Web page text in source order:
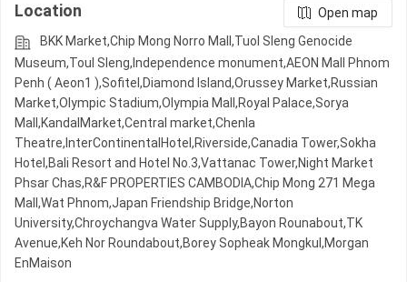
Location
Open map
BKK Market,Chip Mong Norro Mall,Tuol Sleng Genocide
Museum,Toul Sleng,Independence monument,AEON Mall Phnom
Penh ( Aeon1 ),Sofitel,Diamond Island,Orussey​​​​ Market,Russian
Market,Olympic​​ Stadium,Olympia Mall,Royal Palace,Sorya
Mall,KandalMarket,Central market,Chenla
Theatre,InterContinentalHotel,Riverside,Canadia Tower,Sokha
Hotel,Bali Resort and Hotel No.3,Vattanac Tower,Night​​ Market​
Phsar Chas,R&F PROPERTIES CAMBODIA,Chip Mong 271 Mega
Mall,Wat Phnom,Japan Friendship Bridge,Norton
University,Chroychangva Water Supply,Bayon Rounabout,TK
Avenue,Keh Nor Roundabout,Borey Sopheak Mongkul,Morgan
EnMaison